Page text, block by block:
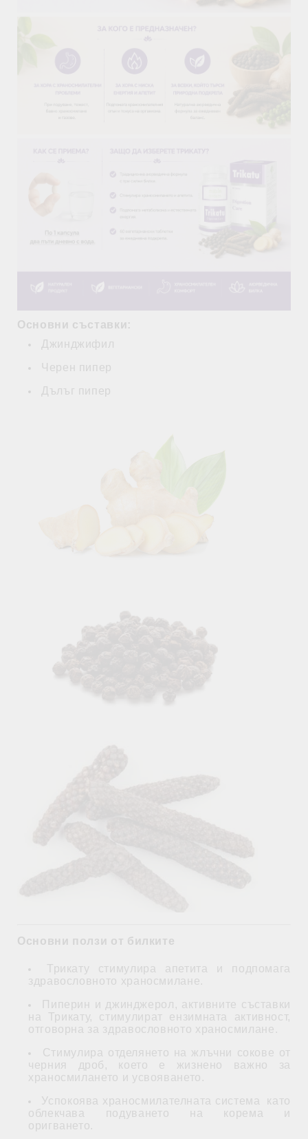
Основни съставки:
Джинджифил
Черен пипер
Дълъг пипер
Основни ползи от билките
Трикату стимулира апетита и подпомага
здравословното храносмилане.
Пиперин и джинджерол, активните съставки
на Трикату, стимулират ензимната активност,
отговорна за здравословното храносмилане.
Стимулира отделянето на жлъчни сокове от
черния дроб, което е жизнено важно за
храносмилането и усвояването.
Успокоява храносмилателната система като
облекчава подуването на корема и
оригването.